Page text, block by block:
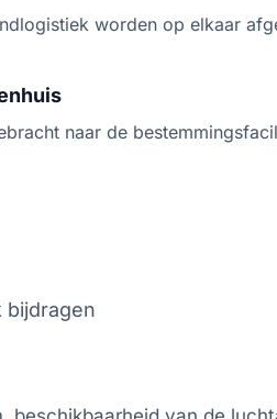
worden op elkaar
naar de
bijdragen